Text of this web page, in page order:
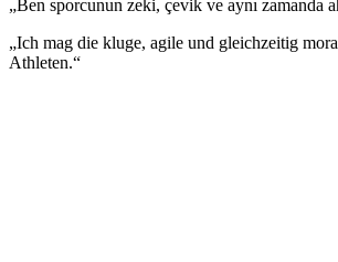
„Ben sporcunun zeki, çevik ve aynı zamanda
„Ich mag die kluge, agile und gleichzeitig
Athleten.“